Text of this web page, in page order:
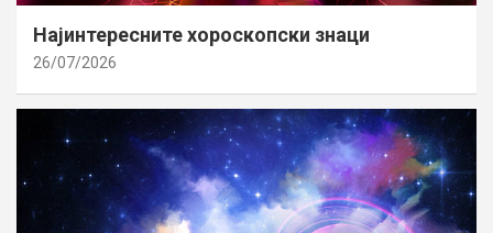
Најинтересните хороскопски знаци
26/07/2026